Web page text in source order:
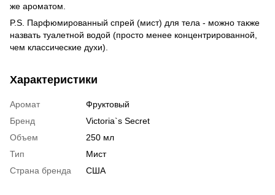
же ароматом.
P.S. Парфюмированный спрей (мист) для тела - можно также
назвать туалетной водой (просто менее концентрированной,
чем классические духи).
Характеристики
Аромат
Фруктовый
Бренд
Victoria`s Secret
Объем
250 мл
Тип
Мист
Страна бренда
США